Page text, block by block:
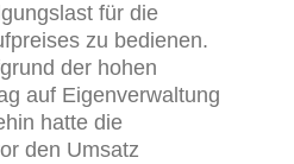
für die
zu bedienen.
der hohen
auf Eigenverwaltung
hatte die
den Umsatz